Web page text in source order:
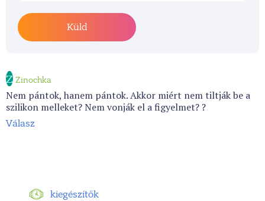
Z Zinochka
Nem pántok, hanem pántok. Akkor miért nem tiltják be a
szilikon melleket? Nem vonják el a figyelmet? ?
Válasz
kiegészítők